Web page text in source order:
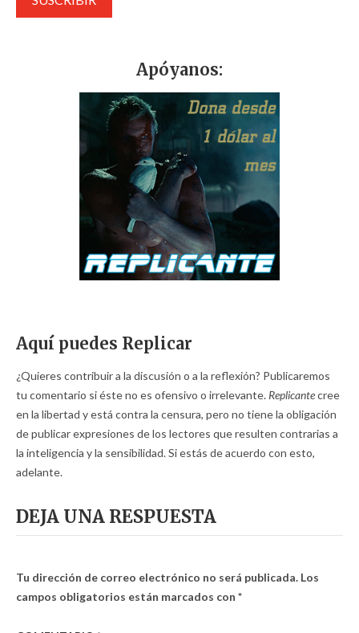
Apóyanos:
Aquí puedes Replicar
¿Quieres contribuir a la discusión o a la reflexión? Publicaremos
tu comentario si éste no es ofensivo o irrelevante. Replicantecree
en la libertad y está contra la censura, pero no tiene la obligación
de publicar expresiones de los lectores que resulten contrarias a
la inteligencia y la sensibilidad. Si estás de acuerdo con esto,
adelante.
DEJA UNA RESPUESTA
Tu dirección de correo electrónico no será publicada. Los
campos obligatorios están marcados con *